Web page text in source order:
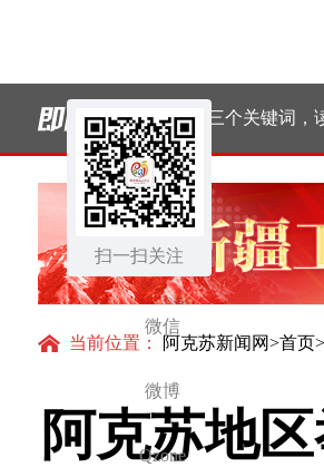
扫一扫关注
微信
微博
Qzone
一见·三个关键词，读
懂中国经济“半年答
卷”
当前位置： 阿克苏新闻网>首页>
阿克苏地